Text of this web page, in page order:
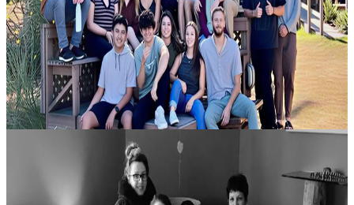
Prenota subito per ottenere uno sconto di CAD $60.00 sul prezzo
regolare. Per beneficiare della riduzione, il saldo residuo deve essere
versato entro il 17 luglio 2026. L’offerta è valida fino al 17 l...
850,00 CA$
15 agosto 2026 16:00
Gabriola, Canada
Vivere con i Cinque Elementi